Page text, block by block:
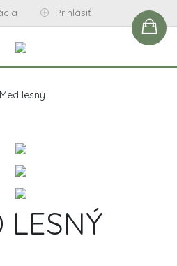
Prihlásiť
Med lesný
LESNÝ